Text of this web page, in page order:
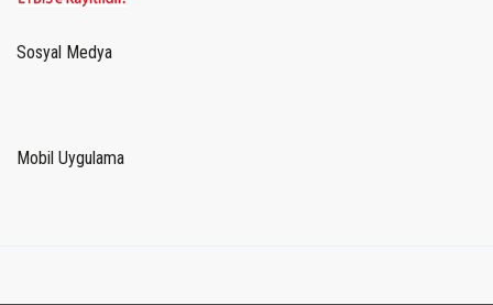
Sosyal Medya
Mobil Uygulama